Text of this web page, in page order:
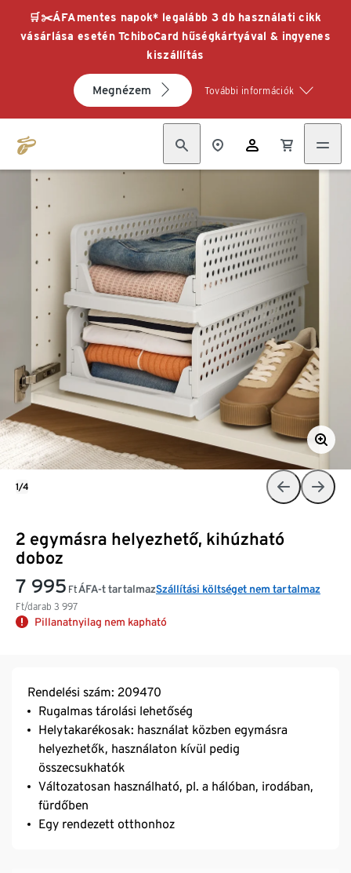
🛒✂️ÁFAmentes napok* legalább 3 db használati cikk
vásárlása esetén TchiboCard hűségkártyával & ingyenes
kiszállítás
Megnézem További információk
2 egymásra helyezhető, kihúzható
doboz
7 995 Ft
Ft/darab 3 997
ÁFA-t tartalmazSzállítási költséget nem tartalmaz
Pillanatnyilag nem kapható
1/4
Rendelési szám: 209470
Rugalmas tárolási lehetőség
Helytakarékosak: használat közben egymásra
helyezhetők, használaton kívül pedig
összecsukhatók
Változatosan használható, pl. a hálóban, irodában,
fürdőben
Egy rendezett otthonhoz